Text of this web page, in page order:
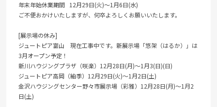
年末年始休業期間 12月29日(火)～1月6日(水)
ご不便おかけいたしますが、何卒よろしくお願いいたします。
[展示場の休み]
ジュートピア富山 現在工事中です。新展示場「悠架（はるか）」は
3月オープン予定！
新川ハウジングプラザ（咲楽）12月28日(月)～1月3(日)(日)
ジュートピア高岡（紬季）12月29日(火)～1月2日(土)
金沢ハウジングセンター野々市展示場（彩雅）12月28日(月)～1月2
日(土)